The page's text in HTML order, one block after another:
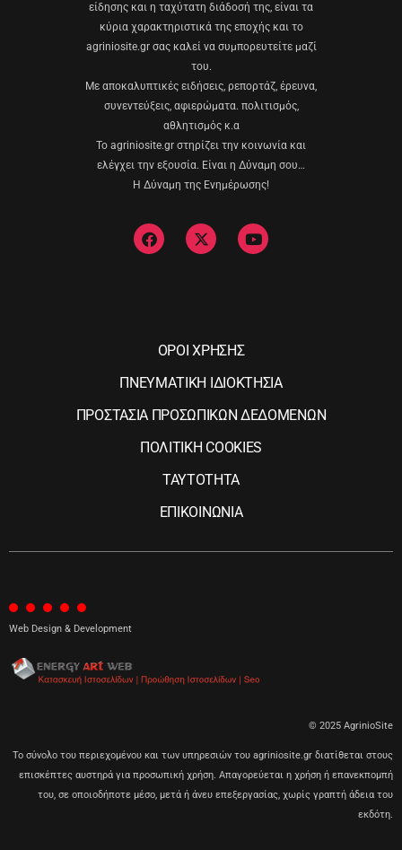
είδησης και η ταχύτατη διάδοσή της, είναι τα
κύρια χαρακτηριστικά της εποχής και το
agriniosite.gr σας καλεί να συμπορευτείτε μαζί
του.
Με αποκαλυπτικές ειδήσεις, ρεπορτάζ, έρευνα,
συνεντεύξεις, αφιερώματα. πολιτισμός,
αθλητισμός κ.α
Το agriniosite.gr στηρίζει την κοινωνία και
ελέγχει την εξουσία. Είναι η Δύναμη σου…
Η Δύναμη της Ενημέρωσης!
ΟΡΟΙ ΧΡΗΣΗΣ
ΠΝΕΥΜΑΤΙΚΗ ΙΔΙΟΚΤΗΣΙΑ
ΠΡΟΣΤΑΣΙΑ ΠΡΟΣΩΠΙΚΩΝ ΔΕΔΟΜΕΝΩΝ
ΠΟΛΙΤΙΚΗ COOKIES
ΤΑΥΤΟΤΗΤΑ
ΕΠΙΚΟΙΝΩΝΙΑ
Web Design & Development
© 2025 AgrinioSite
Το σύνολο του περιεχομένου και των υπηρεσιών του agriniosite.gr διατίθεται στους
επισκέπτες αυστηρά για προσωπική χρήση. Απαγορεύεται η χρήση ή επανεκπομπή
του, σε οποιοδήποτε μέσο, μετά ή άνευ επεξεργασίας, χωρίς γραπτή άδεια του
εκδότη.